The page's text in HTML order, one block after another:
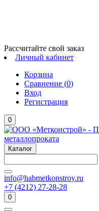
Рассчитайте свой заказ
Личный кабинет
Корзина
Сравнение (0)
Вход
Регистрация
0
Каталог
info@habmetkonstroy.ru
+7 (4212) 27-28-28
0